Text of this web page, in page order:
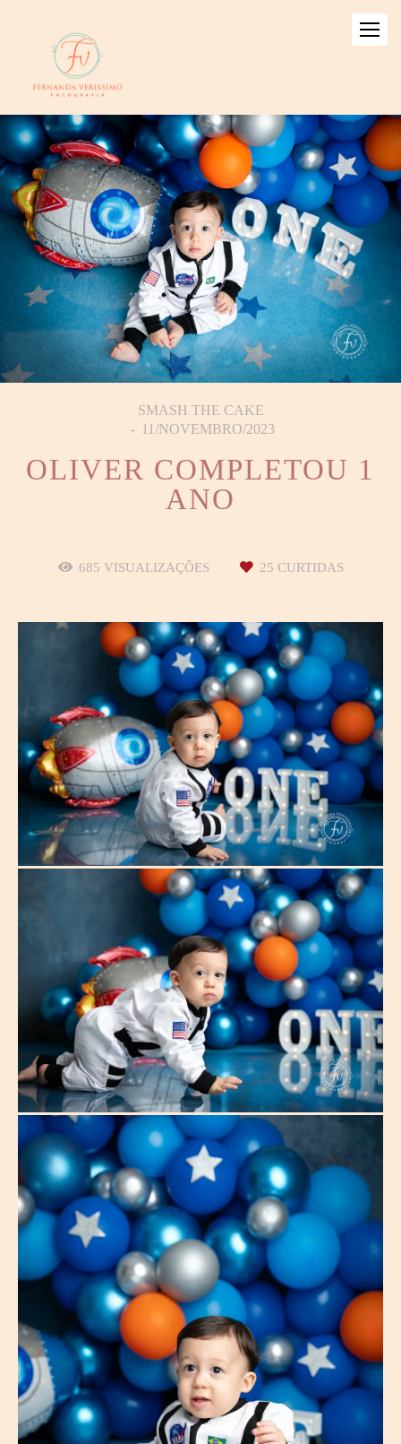
SMASH THE CAKE
11/NOVEMBRO/2023
OLIVER COMPLETOU 1
ANO
685 VISUALIZAÇÕES 25 CURTIDAS